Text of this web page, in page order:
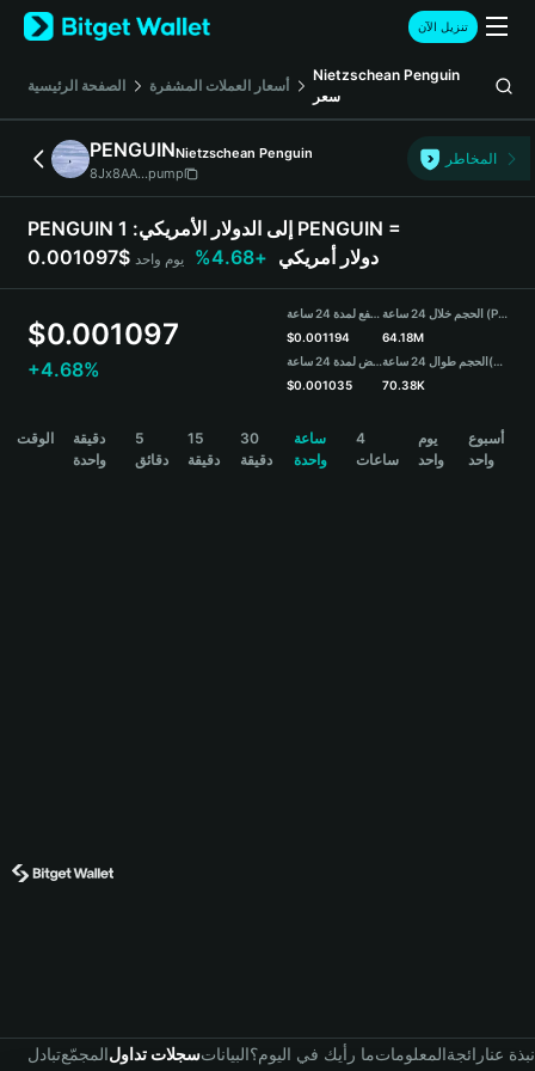
English
日本語
Русский
Español (Latinoamérica)
Türkçe
Deutsch
简体中文
Português (Portugal)
Bahasa Indonesia
বাংলা
تنزيل الآن
الصفحة الرئيسية أسعار العملات المشفرة
Nietzschean Penguin
سعر
PENGUINNietzschean Penguin
8Jx8AA...pump
المخاطر
PENGUIN إلى الدولار الأمريكي: 1 PENGUIN =
0.001097$ دولار أمريكي +4.68% يوم واحد
$0.001097
+4.68%
مرتفع لمدة 24 ساعة
$0.001194
منخفض لمدة 24 ساعة
$0.001035
الحجم خلال 24 ساعة (PENGUIN)
64.18M
الحجم طوال 24 ساعة(USDT)
70.38K
الوقت
دقيقة
واحدة
5
دقائق
15
دقيقة
30
دقيقة
ساعة
واحدة
4
ساعات
يوم
واحد
أسبوع
واحد
تبادلالمجمّعسجلات تداولالبياناتما رأيك في اليوم؟المعلوماترائجةنبذة عنا